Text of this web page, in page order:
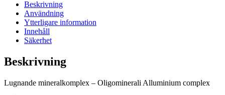
Beskrivning
Användning
Ytterligare information
Innehåll
Säkerhet
Beskrivning
Lugnande mineralkomplex – Oligominerali Alluminium complex